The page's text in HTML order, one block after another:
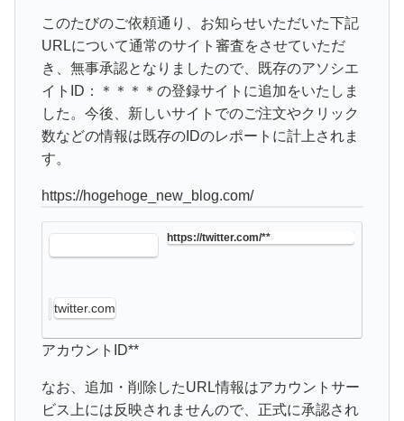
このたびのご依頼通り、お知らせいただいた下記
URLについて通常のサイト審査をさせていただ
き、 無事承認となりましたので、既存のアソシエ
イトID：＊＊＊＊の登録サイトに追加をいたしま
した。今後、新しいサイトでのご注文やクリック
数などの情報は既存のIDのレポートに計上されま
す。
https://hogehoge_new_blog.com/
https://twitter.com/**
twitter.com
アカウントID**
なお、追加・削除したURL情報はアカウントサー
ビス上には反映されませんので、正式に承認され